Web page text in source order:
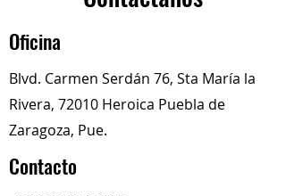
Oficina
Blvd. Carmen Serdán 76, Sta María la
Rivera, 72010 Heroica Puebla de
Zaragoza, Pue.
Contacto